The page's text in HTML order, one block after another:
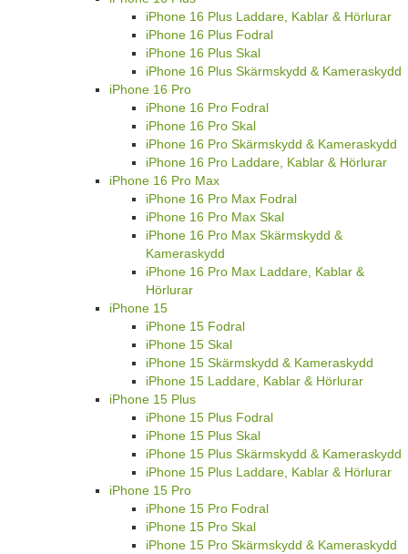
iPhone 16 Plus Laddare, Kablar & Hörlurar
iPhone 16 Plus Fodral
iPhone 16 Plus Skal
iPhone 16 Plus Skärmskydd & Kameraskydd
iPhone 16 Pro
iPhone 16 Pro Fodral
iPhone 16 Pro Skal
iPhone 16 Pro Skärmskydd & Kameraskydd
iPhone 16 Pro Laddare, Kablar & Hörlurar
iPhone 16 Pro Max
iPhone 16 Pro Max Fodral
iPhone 16 Pro Max Skal
iPhone 16 Pro Max Skärmskydd &
Kameraskydd
iPhone 16 Pro Max Laddare, Kablar &
Hörlurar
iPhone 15
iPhone 15 Fodral
iPhone 15 Skal
iPhone 15 Skärmskydd & Kameraskydd
iPhone 15 Laddare, Kablar & Hörlurar
iPhone 15 Plus
iPhone 15 Plus Fodral
iPhone 15 Plus Skal
iPhone 15 Plus Skärmskydd & Kameraskydd
iPhone 15 Plus Laddare, Kablar & Hörlurar
iPhone 15 Pro
iPhone 15 Pro Fodral
iPhone 15 Pro Skal
iPhone 15 Pro Skärmskydd & Kameraskydd